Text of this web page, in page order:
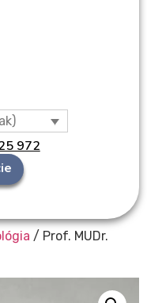
972
/ Prof. MUDr.